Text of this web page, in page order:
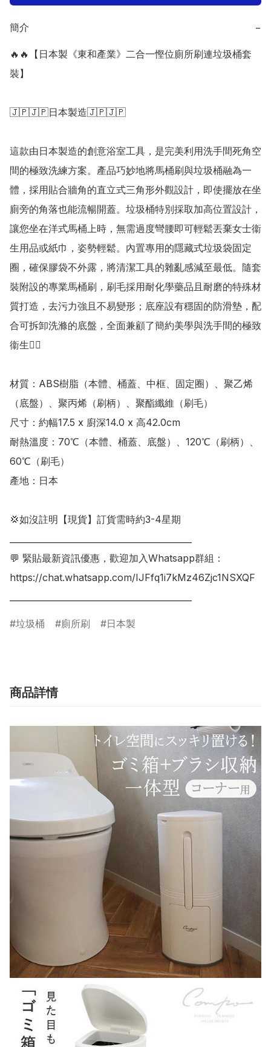
簡介 −
🔥🔥【日本製《東和產業》二合一慳位廁所刷連垃圾桶套
裝】
🇯🇵🇯🇵日本製造🇯🇵🇯🇵
這款由日本製造的創意浴室工具，是完美利用洗手間死角空
間的極致洗練方案。產品巧妙地將馬桶刷與垃圾桶融為一
體，採用貼合牆角的直立式三角形外觀設計，即使擺放在坐
廁旁的角落也能流暢開蓋。垃圾桶特別採取加高位置設計，
讓您坐在洋式馬桶上時，無需過度彎腰即可輕鬆丟棄女士衞
生用品或紙巾，姿勢輕鬆。內置專用的隱藏式垃圾袋固定
圈，確保膠袋不外露，將清潔工具的雜亂感減至最低。隨套
裝附設的專業馬桶刷，刷毛採用耐化學藥品且耐磨的特殊材
質打造，去污力強且不易變形；底座設有穩固的防滑墊，配
合可拆卸洗滌的底盤，全面兼顧了簡約美學與洗手間的極致
衞生👍🏻
材質：ABS樹脂（本體、桶蓋、中框、固定圈）、聚乙烯
（底盤）、聚丙烯（刷柄）、聚酯纖維（刷毛）
尺寸：約幅17.5 x 廚深14.0 x 高42.0cm
耐熱溫度：70℃（本體、桶蓋、底盤）、120℃（刷柄）、
60℃（刷毛）
產地：日本
💢如沒註明【現貨】訂貨需時約3-4星期
💬 緊貼最新資訊優惠，歡迎加入Whatsapp群組：
https://chat.whatsapp.com/IJFfq1i7kMz46Zjc1NSXQF
垃圾桶 廁所刷 日本製
商品詳情